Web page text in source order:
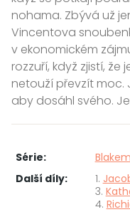
nohama. Zbývá už
Vincentova
v ekonomickém
rozzuří, když zjistí,
netouží převzít moc.
aby dosáhl svého.
Série:
Další díly:
1.
3.
4.